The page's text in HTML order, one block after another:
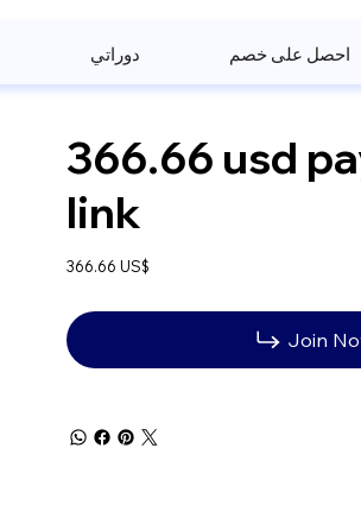
دوراتي احصل على خصم
366.66 usd
link
السعر ‏366.66 US$
Join